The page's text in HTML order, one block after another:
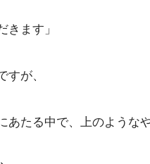
きます」
すが、
あたる中で、上のような